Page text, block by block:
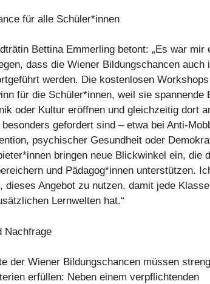
für alle Schüler*innen
Bettina Emmerling betont: „Es war mir
dass die Wiener Bildungschancen auch
werden. Die kostenlosen
für die Schüler*innen, weil sie spannende
oder Kultur eröffnen und gleichzeitig dort
gefordert sind – etwa bei Anti-
psychischer Gesundheit oder
bringen neue Blickwinkel ein, die
und Pädagog*innen unterstützen.
dieses Angebot zu nutzen, damit jede
Lernwelten hat.“
Nachfrage
der Wiener Bildungschancen müssen
erfüllen: Neben einem verpflichtenden